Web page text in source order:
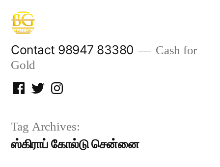
Skip
content
Contact 98947 83380
Cash for
Gold
Facebook
TwitterInstagram
Tag Archives:
ஸ்கிராப் கோல்டு சென்னை